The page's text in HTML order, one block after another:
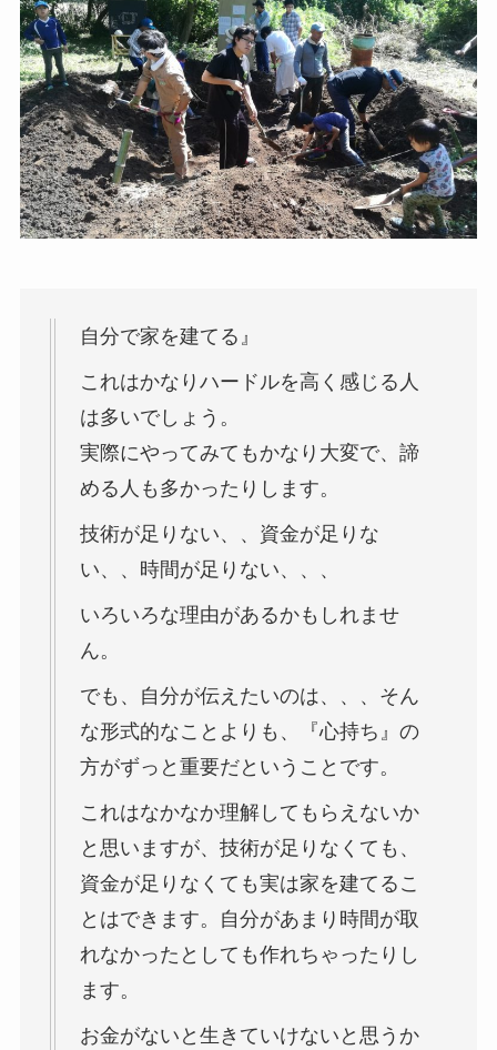
自分で家を建てる』
これはかなりハードルを高く感じる人
は多いでしょう。
実際にやってみてもかなり大変で、諦
める人も多かったりします。
技術が足りない、、資金が足りな
い、、時間が足りない、、、
いろいろな理由があるかもしれませ
ん。
でも、自分が伝えたいのは、、、そん
な形式的なことよりも、『心持ち』の
方がずっと重要だということです。
これはなかなか理解してもらえないか
と思いますが、技術が足りなくても、
資金が足りなくても実は家を建てるこ
とはできます。自分があまり時間が取
れなかったとしても作れちゃったりし
ます。
お金がないと生きていけないと思うか